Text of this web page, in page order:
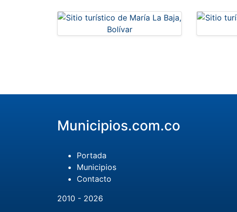
Municipios.com.co
Portada
Municipios
Contacto
2010 - 2026